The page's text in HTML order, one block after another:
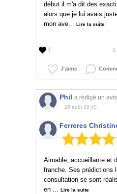
début il m'a dit des
alors que je lui avais
mon ave...
Lire la suite
1 1
J'aime
Phil a rédigé un avis
26 août 08:40
Ferreres
Aimable, accueillante et
franche. Ses prédictions
consultation se sont
en ...
Lire la suite